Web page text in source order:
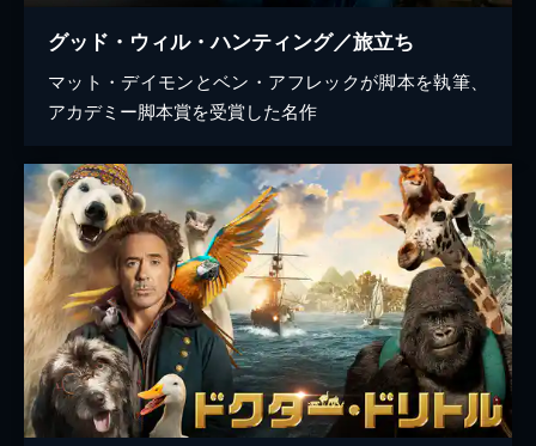
グッド・ウィル・ハンティング／旅立ち
マット・デイモンとベン・アフレックが脚本を執筆、
アカデミー脚本賞を受賞した名作